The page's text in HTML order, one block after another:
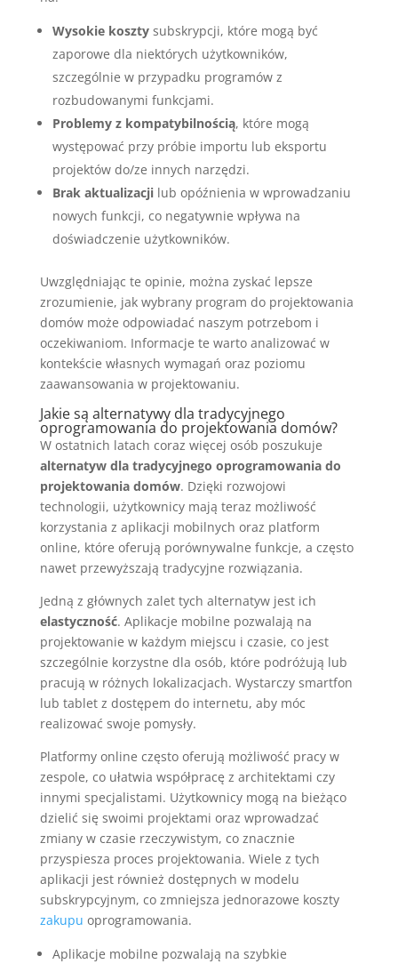
Wysokie kosztysubskrypcji, które mogą być
zaporowe dla niektórych użytkowników,
szczególnie w przypadku programów z
rozbudowanymi funkcjami.
Problemy z kompatybilnością, które mogą
występować przy próbie importu lub eksportu
projektów do/ze innych narzędzi.
Brak aktualizacjilub opóźnienia w wprowadzaniu
nowych funkcji, co negatywnie wpływa na
doświadczenie użytkowników.
Uwzględniając te opinie, można zyskać lepsze
zrozumienie, jak wybrany program do projektowania
domów może odpowiadać naszym potrzebom i
oczekiwaniom. Informacje te warto analizować w
kontekście własnych wymagań oraz poziomu
zaawansowania w projektowaniu.
Jakie są alternatywy dla tradycyjnego
oprogramowania do projektowania domów?
W ostatnich latach coraz więcej osób poszukuje
alternatyw dla tradycyjnego oprogramowania do
projektowania domów. Dzięki rozwojowi
technologii, użytkownicy mają teraz możliwość
korzystania z aplikacji mobilnych oraz platform
online, które oferują porównywalne funkcje, a często
nawet przewyższają tradycyjne rozwiązania.
Jedną z głównych zalet tych alternatyw jest ich
elastyczność. Aplikacje mobilne pozwalają na
projektowanie w każdym miejscu i czasie, co jest
szczególnie korzystne dla osób, które podróżują lub
pracują w różnych lokalizacjach. Wystarczy smartfon
lub tablet z dostępem do internetu, aby móc
realizować swoje pomysły.
Platformy online często oferują możliwość pracy w
zespole, co ułatwia współpracę z architektami czy
innymi specjalistami. Użytkownicy mogą na bieżąco
dzielić się swoimi projektami oraz wprowadzać
zmiany w czasie rzeczywistym, co znacznie
przyspiesza proces projektowania. Wiele z tych
aplikacji jest również dostępnych w modelu
subskrypcyjnym, co zmniejsza jednorazowe koszty
zakupu oprogramowania.
Aplikacje mobilne pozwalają na szybkie